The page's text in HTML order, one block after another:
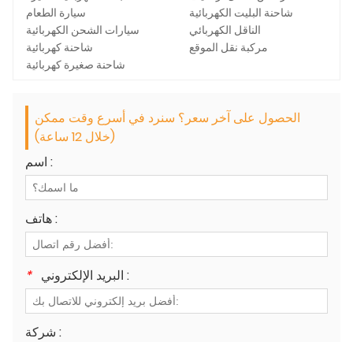
سيارة الطعام
شاحنة البليت الكهربائية
سيارات الشحن الكهربائية
الناقل الكهربائي
شاحنة كهربائية
مركبة نقل الموقع
شاحنة صغيرة كهربائية
الحصول على آخر سعر؟ سنرد في أسرع وقت ممكن
(خلال 12 ساعة)
اسم :
هاتف :
* البريد الإلكتروني :
شركة :